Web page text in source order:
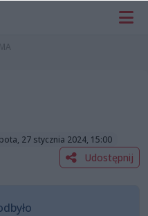
27 stycznia 2024, 15:00
Udostępnij